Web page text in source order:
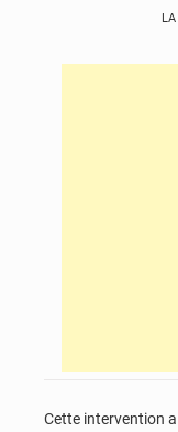
Cette intervention